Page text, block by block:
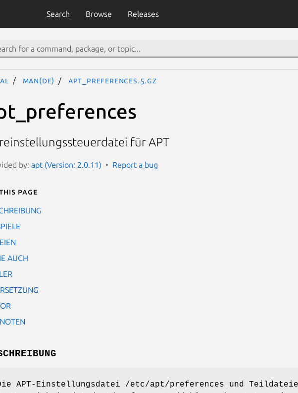
Search Browse Releases
man(de) apt_preferences.5.gz
für APT
by: apt (Version: 2.0.11) Report a bug
page
AUCH
APT-Einstellungsdatei /etc/apt/preferences und